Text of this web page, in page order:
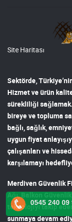
Site Haritası
Sektörde,
Hizmet ve ürün
sürekliliği
bireye ve topluma
bağlı, sağlık,
uygun fiyat
çalışanları ve
karşılamayı
Merdiven Güvenlik
Ağı,Balkon
teknolojiyi takip
sunmaya devam
0545 240 09